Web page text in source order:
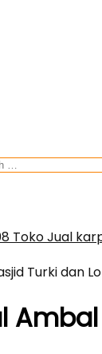
Toko Jual
Turki dan